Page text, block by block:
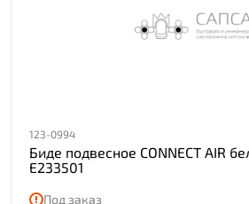
123-0994
Биде подвесное CONNECT AIR
E233501
Под заказ